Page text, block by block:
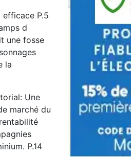
efficace P.5
d
une fosse
la
Une
marché du
P.14